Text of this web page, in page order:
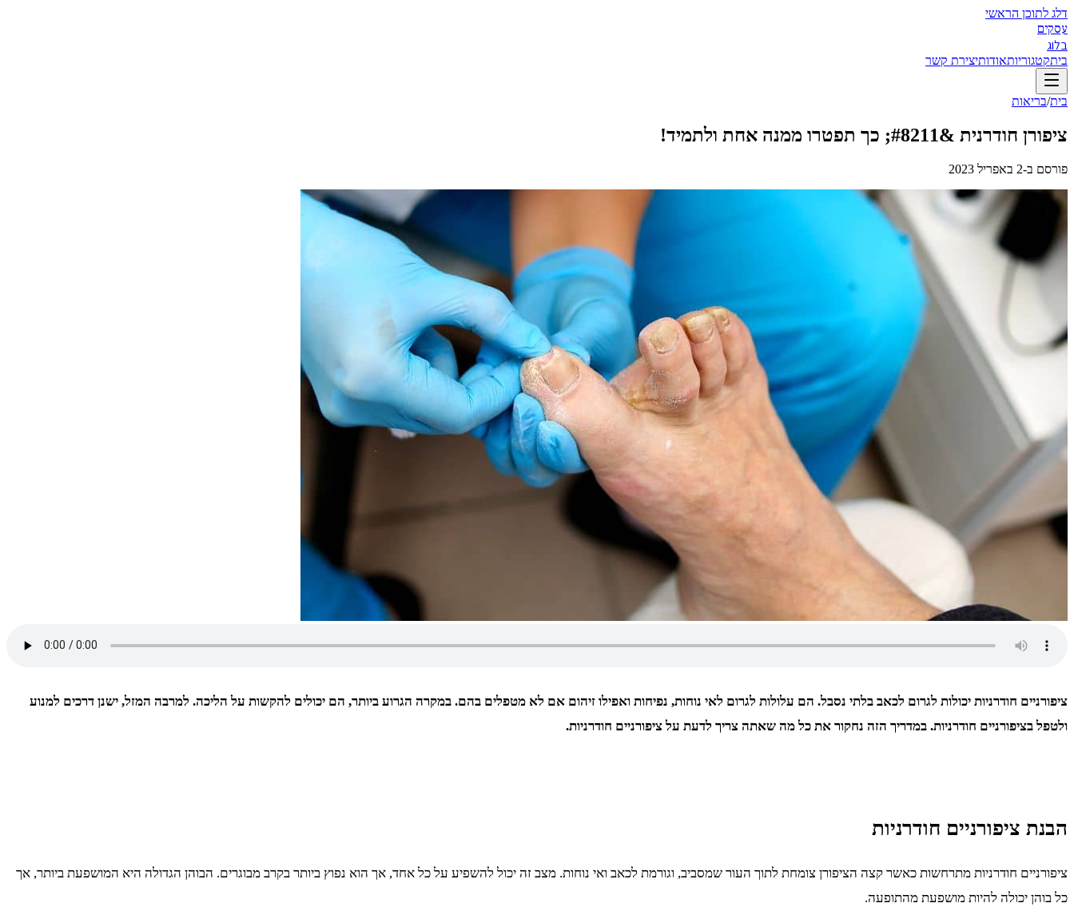
דלג לתוכן הראשי
עסקים
בלוג
ביתקטגוריותאודותיצירת קשר
בית/בריאות
ציפורן חודרנית &#8211; כך תפטרו ממנה אחת ולתמיד!
פורסם ב-2 באפריל 2023
ציפורניים חודרניות יכולות לגרום לכאב בלתי נסבל. הם עלולות לגרום לאי נוחות, נפיחות ואפילו זיהום אם לא מטפלים בהם. במקרה הגרוע ביותר, הם יכולים להקשות על הליכה. למרבה המזל, ישנן דרכים למנוע
ולטפל בציפורניים חודרניות. במדריך הזה נחקור את כל מה שאתה צריך לדעת על ציפורניים חודרניות.
הבנת ציפורניים חודרניות
ציפורניים חודרניות מתרחשות כאשר קצה הציפורן צומחת לתוך העור שמסביב, וגורמת לכאב ואי נוחות. מצב זה יכול להשפיע על כל אחד, אך הוא נפוץ ביותר בקרב מבוגרים. הבוהן הגדולה היא המושפעת ביותר, אך
כל בוהן יכולה להיות מושפעת מהתופעה.